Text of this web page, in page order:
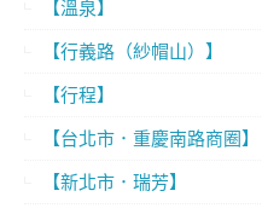
【溫泉】
【行義路（紗帽山）】
【行程】
【台北市．重慶南路商圈】
【新北市．瑞芳】